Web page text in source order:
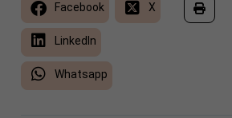
Facebook X
LinkedIn
Whatsapp